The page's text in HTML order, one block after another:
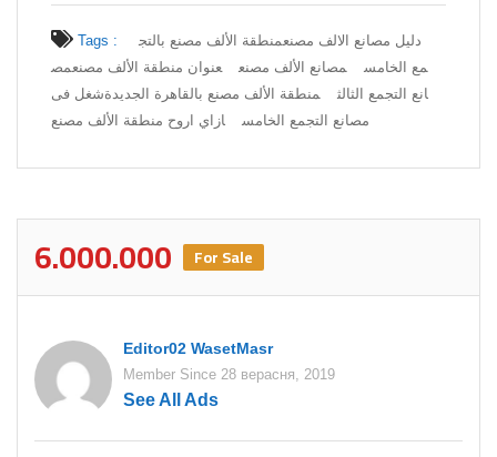
Tags : دليل مصانع الالف مصنعمنطقة الألف مصنع بالتج
مع الخامس
مصانع الألف مصنع عنوان منطقة الألف مصنعمص
انع التجمع الثالث
منطقة الألف مصنع بالقاهرة الجديدةشغل فى
مصانع التجمع الخامس
ازاي اروح منطقة الألف مصنع
6.000.000 For Sale
Editor02 WasetMasr
Member Since 28 верасня, 2019
See All Ads